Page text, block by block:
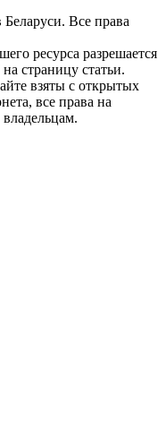
Все права
ресурса разрешается
страницу статьи.
взяты с открытых
все права на